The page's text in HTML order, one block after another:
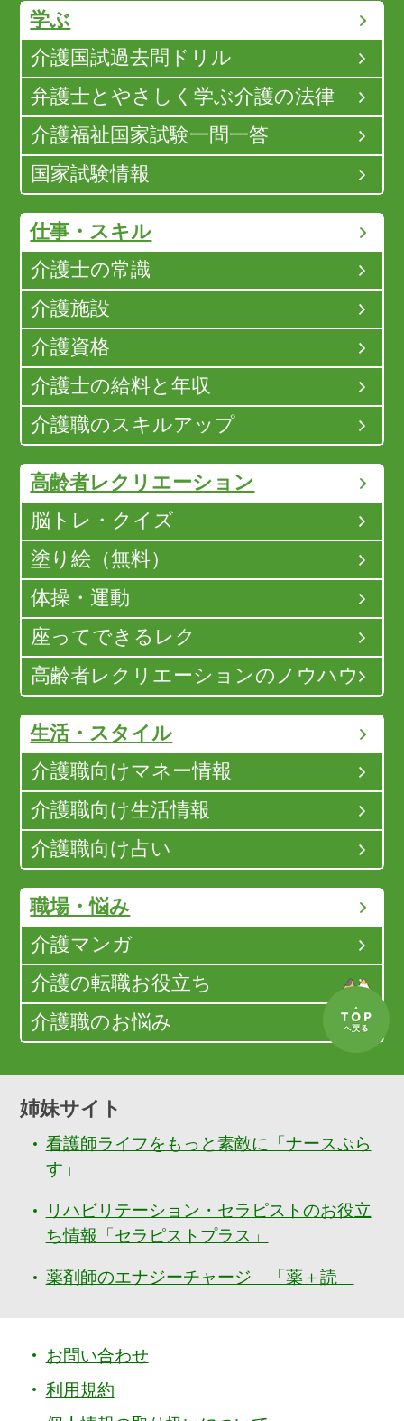
学ぶ
介護国試過去問ドリル
弁護士とやさしく学ぶ介護の法律
介護福祉国家試験一問一答
国家試験情報
仕事・スキル
介護士の常識
介護施設
介護資格
介護士の給料と年収
介護職のスキルアップ
高齢者レクリエーション
脳トレ・クイズ
塗り絵（無料）
体操・運動
座ってできるレク
高齢者レクリエーションのノウハウ
生活・スタイル
介護職向けマネー情報
介護職向け生活情報
介護職向け占い
職場・悩み
介護マンガ
介護の転職お役立ち
介護職のお悩み
姉妹サイト
看護師ライフをもっと素敵に「ナースぷら
す」
リハビリテーション・セラピストのお役立
ち情報「セラピストプラス」
薬剤師のエナジーチャージ 「薬＋読」
お問い合わせ
利用規約